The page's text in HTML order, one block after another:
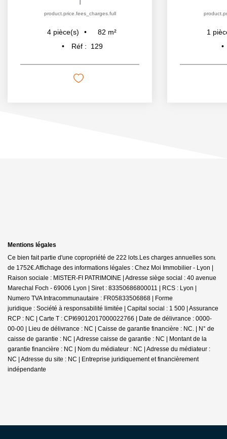
product.price.fees_charges.full
4 pièce(s) 82 m²
Réf :
129
1
Mentions légales
Ce bien fait partie d'une copropriété de 222 lots.Les charges annuelles sont
de 1752€.Affichage des informations légales : Chez Moi Immobilier - Lyon |
Raison sociale : MISTER-FI PATRIMOINE | Adresse siège social : 40 avenue
Marechal Foch - 69006 Lyon | Siret : 83350686800011 | RCS : Lyon |
Numero TVA Intracommunautaire : FR05833506868 | Forme
juridique : Société à responsabilité limitée | Capital social : 1 500 | Assurance
RCP : NC | Carte T : CPI69012017000022766 | Date de délivrance : 0000-
00-00 | Lieu de délivrance : NC | Caisse de garantie financière : NC. | N° de
caisse de garantie : NC | Adresse caisse de garantie : NC | Montant de la
garantie financière : NC | Nom du médiateur : NC | Adresse du médiateur :
NC | Adresse du site : NC | Entreprise juridiquement et financièrement
indépendante